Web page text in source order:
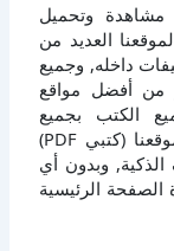
مشاهدة وتحميل
العديد من
داخله, وجميع
نعتبر من أفضل مواقع
الكتب بجميع
تخصصاتها, وبالنسبة لتصفح الموقع, فإن موقعنا (كتبي PDF)
وبدون أي
الرئيسية